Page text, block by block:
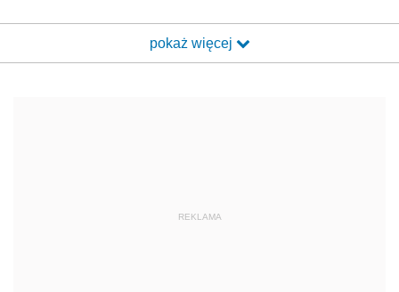
pokaż więcej
REKLAMA